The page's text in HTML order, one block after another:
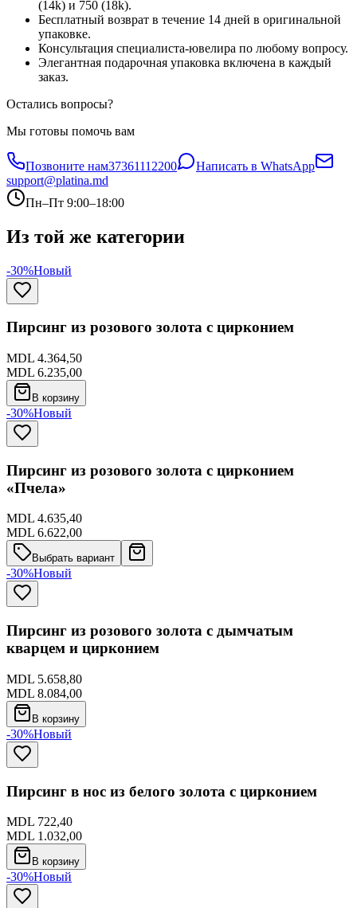
(14k) и 750 (18k).
Бесплатный возврат в течение 14 дней в оригинальной
упаковке.
Консультация специалиста-ювелира по любому вопросу.
Элегантная подарочная упаковка включена в каждый
заказ.
Остались вопросы?
Мы готовы помочь вам
Позвоните нам37361112200
Написать в WhatsApp
support@platina.md
Пн–Пт 9:00–18:00
Из той же категории
-30%Новый
Пирсинг из розового золота с цирконием
MDL 4.364,50
MDL 6.235,00
В корзину
-30%Новый
Пирсинг из розового золота с цирконием
«Пчела»
MDL 4.635,40
MDL 6.622,00
Выбрать вариант
-30%Новый
Пирсинг из розового золота с дымчатым
кварцем и цирконием
MDL 5.658,80
MDL 8.084,00
В корзину
-30%Новый
Пирсинг в нос из белого золота с цирконием
MDL 722,40
MDL 1.032,00
В корзину
-30%Новый